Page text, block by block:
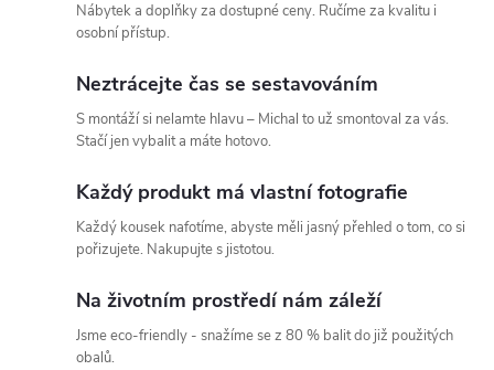
Nábytek a doplňky za dostupné ceny. Ručíme za kvalitu i
osobní přístup.
Neztrácejte čas se sestavováním
S montáží si nelamte hlavu – Michal to už smontoval za vás.
Stačí jen vybalit a máte hotovo.
Každý produkt má vlastní fotografie
Každý kousek nafotíme, abyste měli jasný přehled o tom, co si
pořizujete. Nakupujte s jistotou.
Na životním prostředí nám záleží
Jsme eco-friendly - snažíme se z 80 % balit do již použitých
obalů.